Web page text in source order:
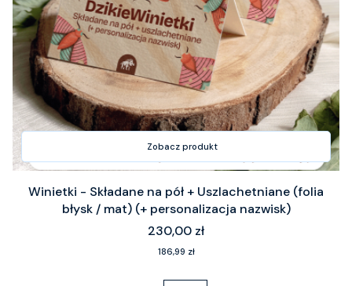
Zobacz produkt
Winietki - Składane na pół + Uszlachetniane (folia
błysk / mat) (+ personalizacja nazwisk)
Cena
230,00 zł
Cena
186,99 zł